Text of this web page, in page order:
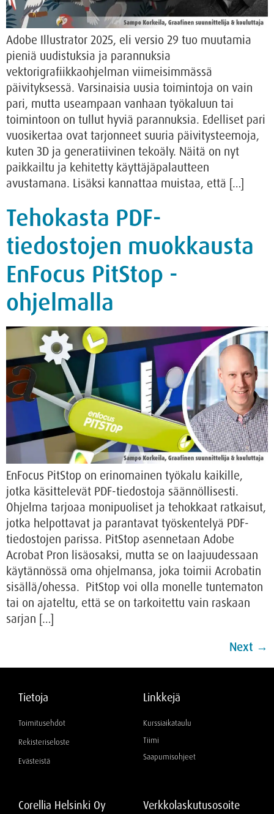
Adobe Illustrator 2025, eli versio 29 tuo muutamia
pieniä uudistuksia ja parannuksia
vektorigrafiikkaohjelman viimeisimmässä
päivityksessä. Varsinaisia uusia toimintoja on vain
pari, mutta useampaan vanhaan työkaluun tai
toimintoon on tullut hyviä parannuksia. Edelliset pari
vuosikertaa ovat tarjonneet suuria päivitysteemoja,
kuten 3D ja generatiivinen tekoäly. Näitä on nyt
paikkailtu ja kehitetty käyttäjäpalautteen
avustamana. Lisäksi kannattaa muistaa, että […]
Tehokasta PDF-
tiedostojen muokkausta
EnFocus PitStop -
ohjelmalla
EnFocus PitStop on erinomainen työkalu kaikille,
jotka käsittelevät PDF-tiedostoja säännöllisesti.
Ohjelma tarjoaa monipuoliset ja tehokkaat ratkaisut,
jotka helpottavat ja parantavat työskentelyä PDF-
tiedostojen parissa. PitStop asennetaan Adobe
Acrobat Pron lisäosaksi, mutta se on laajuudessaan
käytännössä oma ohjelmansa, joka toimii Acrobatin
sisällä/ohessa. PitStop voi olla monelle tuntematon
tai on ajateltu, että se on tarkoitettu vain raskaan
sarjan […]
Next →
Tietoja
Toimitusehdot
Rekisteriseloste
Evästeistä
Linkkejä
Kurssiaikataulu
Tiimi
Saapumisohjeet
Corellia Helsinki Oy Verkkolaskutusosoite